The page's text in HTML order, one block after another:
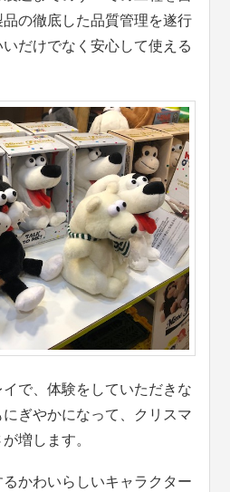
の徹底した品質管理を遂行
だけでなく安心して使える
で、体験をしていただきな
ぎやかになって、クリスマ
増します。
かわいらしいキャラクター